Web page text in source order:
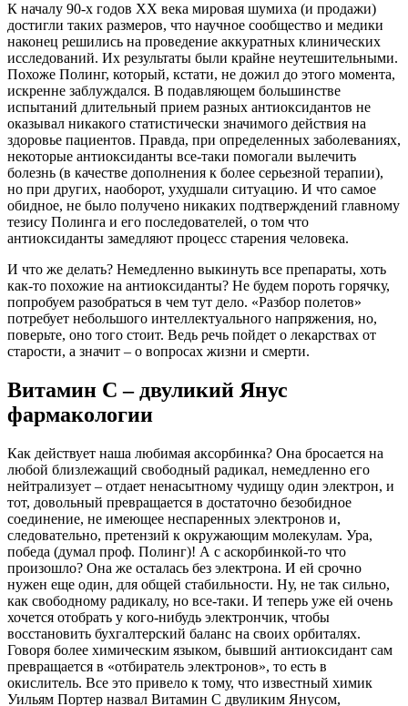
К началу 90-х годов XX века мировая шумиха (и продажи)
достигли таких размеров, что научное сообщество и медики
наконец решились на проведение аккуратных клинических
исследований. Их результаты были крайне неутешительными.
Похоже Полинг, который, кстати, не дожил до этого момента,
искренне заблуждался. В подавляющем большинстве
испытаний длительный прием разных антиоксидантов не
оказывал никакого статистически значимого действия на
здоровье пациентов. Правда, при определенных заболеваниях,
некоторые антиоксиданты все-таки помогали вылечить
болезнь (в качестве дополнения к более серьезной терапии),
но при других, наоборот, ухудшали ситуацию. И что самое
обидное, не было получено никаких подтверждений главному
тезису Полинга и его последователей, о том что
антиоксиданты замедляют процесс старения человека.
И что же делать? Немедленно выкинуть все препараты, хоть
как-то похожие на антиоксиданты? Не будем пороть горячку,
попробуем разобраться в чем тут дело. «Разбор полетов»
потребует небольшого интеллектуального напряжения, но,
поверьте, оно того стоит. Ведь речь пойдет о лекарствах от
старости, а значит – о вопросах жизни и смерти.
Витамин С – двуликий Янус
фармакологии
Как действует наша любимая аксорбинка? Она бросается на
любой близлежащий свободный радикал, немедленно его
нейтрализует – отдает ненасытному чудищу один электрон, и
тот, довольный превращается в достаточно безобидное
соединение, не имеющее неспаренных электронов и,
следовательно, претензий к окружающим молекулам. Ура,
победа (думал проф. Полинг)! А с аскорбинкой-то что
произошло? Она же осталась без электрона. И ей срочно
нужен еще один, для общей стабильности. Ну, не так сильно,
как свободному радикалу, но все-таки. И теперь уже ей очень
хочется отобрать у кого-нибудь электрончик, чтобы
восстановить бухгалтерский баланс на своих орбиталях.
Говоря более химическим языком, бывший антиоксидант сам
превращается в «отбиратель электронов», то есть в
окислитель. Все это привело к тому, что известный химик
Уильям Портер назвал Витамин С двуликим Янусом,